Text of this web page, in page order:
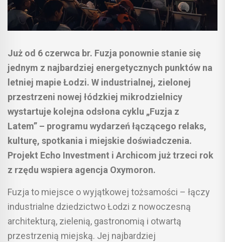
Już od 6 czerwca br. Fuzja ponownie stanie się
jednym z najbardziej energetycznych punktów na
letniej mapie Łodzi. W industrialnej, zielonej
przestrzeni nowej łódzkiej mikrodzielnicy
wystartuje kolejna odsłona cyklu „Fuzja z
Latem” – programu wydarzeń łączącego relaks,
kulturę, spotkania i miejskie doświadczenia.
Projekt Echo Investment i Archicom już trzeci rok
z rzędu wspiera agencja Oxymoron.
Fuzja to miejsce o wyjątkowej tożsamości – łączy
industrialne dziedzictwo Łodzi z nowoczesną
architekturą, zielenią, gastronomią i otwartą
przestrzenią miejską. Jej najbardziej